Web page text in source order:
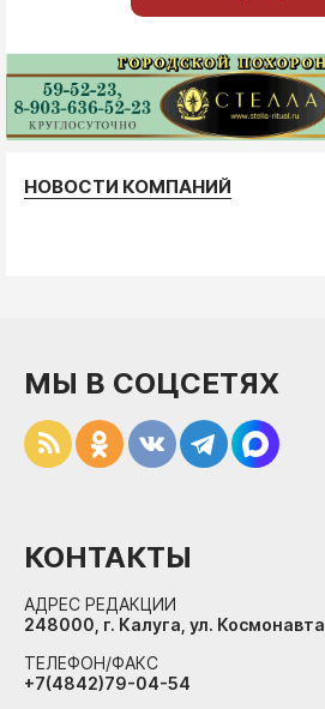
НОВОСТИ КОМПАНИЙ
МЫ В СОЦСЕТЯХ
КОНТАКТЫ
АДРЕС РЕДАКЦИИ
248000, г. Калуга, ул.
ТЕЛЕФОН/ФАКС
+7(4842)79-04-54